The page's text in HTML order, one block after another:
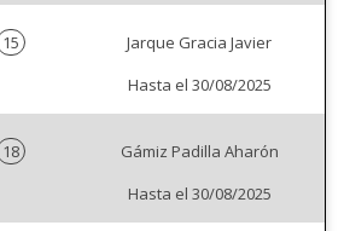
15
Jarque Gracia Javier
Hasta el 30/08/2025
18
Gámiz Padilla Aharón
Hasta el 30/08/2025